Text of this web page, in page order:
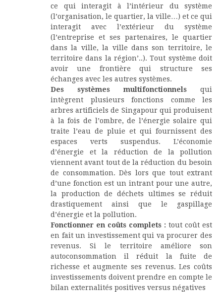
ce qui interagit à l’intérieur du système
(l’organisation, le quartier, la ville…) et ce qui
interagit avec l’extérieur du système
(l’entreprise et ses partenaires, le quartier
dans la ville, la ville dans son territoire, le
territoire dans la région’..). Tout système doit
avoir une frontière qui structure ses
échanges avec les autres systèmes.
Des systèmes multifonctionnels qui
intègrent plusieurs fonctions comme les
arbres artificiels de Singapour qui produisent
à la fois de l’ombre, de l’énergie solaire qui
traite l’eau de pluie et qui fournissent des
espaces verts suspendus. L’économie
d’énergie et la réduction de la pollution
viennent avant tout de la réduction du besoin
de consommation. Dès lors que tout extrant
d’une fonction est un intrant pour une autre,
la production de déchets ultimes se réduit
drastiquement ainsi que le gaspillage
d’énergie et la pollution.
Fonctionner en coûts complets : tout coût est
en fait un investissement qui va procurer des
revenus. Si le territoire améliore son
autoconsommation il réduit la fuite de
richesse et augmente ses revenus. Les coûts
investissements doivent prendre en compte le
bilan externalités positives versus négatives